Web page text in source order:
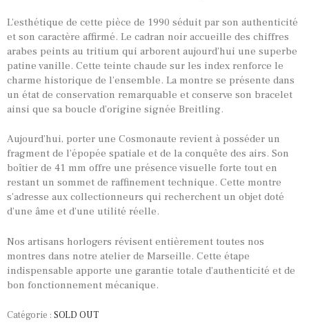
MONTRES PAR HISTOIRES
CONTACTS & HISTORIQUE
PANIER
L’esthétique de cette pièce de 1990 séduit par son authenticité
et son caractère affirmé. Le cadran noir accueille des chiffres
arabes peints au tritium qui arborent aujourd’hui une superbe
patine vanille. Cette teinte chaude sur les index renforce le
charme historique de l’ensemble. La montre se présente dans
un état de conservation remarquable et conserve son bracelet
ainsi que sa boucle d’origine signée Breitling.
Aujourd’hui, porter une Cosmonaute revient à posséder un
fragment de l’épopée spatiale et de la conquête des airs. Son
boîtier de 41 mm offre une présence visuelle forte tout en
restant un sommet de raffinement technique. Cette montre
s’adresse aux collectionneurs qui recherchent un objet doté
d’une âme et d’une utilité réelle.
Nos artisans horlogers révisent entièrement toutes nos
montres dans notre atelier de Marseille. Cette étape
indispensable apporte une garantie totale d’authenticité et de
bon fonctionnement mécanique.
Catégorie : SOLD OUT